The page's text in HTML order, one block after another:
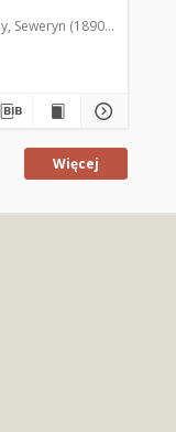
Seweryn (1890-1940). Red.
Więcej